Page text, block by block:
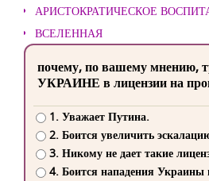
АРИСТОКРАТИЧЕСКОЕ
ВСЕЛЕННАЯ
почему, по вашему мнению,
УКРАИНЕ в лицензии на
1. Уважает Путина.
2. Боится увеличить
3. Никому не дает такие
4. Боится нападения